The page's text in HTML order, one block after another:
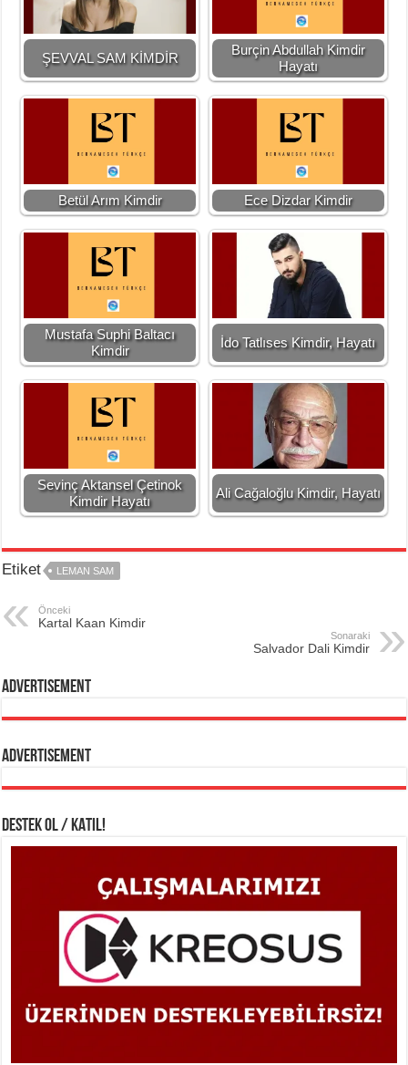
ŞEVVAL SAM KİMDİR
Burçin Abdullah Kimdir
Hayatı
Betül Arım Kimdir Ece Dizdar Kimdir
Mustafa Suphi Baltacı
Kimdir
İdo Tatlıses Kimdir, Hayatı
Sevinç Aktansel Çetinok
Kimdir Hayatı
Ali Cağaloğlu Kimdir, Hayatı
Etiket LEMAN SAM
Önceki
Kartal Kaan Kimdir
Sonaraki
Salvador Dali Kimdir
Advertisement
Advertisement
DESTEK OL / KATIL!